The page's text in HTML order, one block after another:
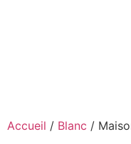
Accueil / Blanc /